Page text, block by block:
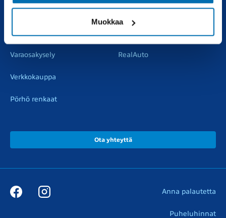
Muokkaa
Pörhötakuu Tuulilasipalvelu
Varaosat
Varaosakysely
Verkkokauppa
Pörhö renkaat
RealAuto
Ota yhteyttä
Anna palautetta
Puheluhinnat